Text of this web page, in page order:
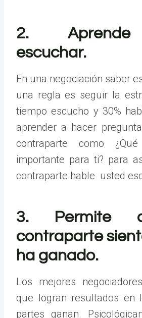
2.
escuchar.
En una negociación saber
una regla es seguir la
tiempo escucho y 30%
aprender a hacer
contraparte como
importante para ti? para
contraparte hable usted
3. Permite
contraparte
ha ganado.
Los mejores
que logran resultados en
partes ganan.